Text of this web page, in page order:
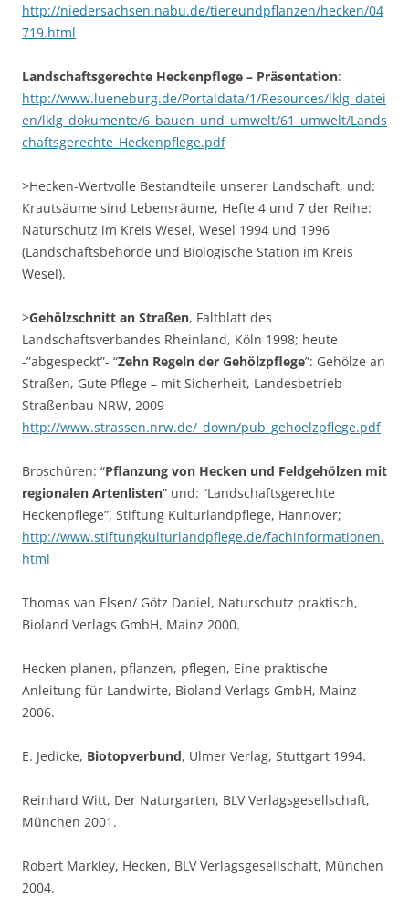
http://niedersachsen.nabu.de/tiereundpflanzen/hecken/04
719.html
Landschaftsgerechte Heckenpflege – Präsentation:
http://www.lueneburg.de/Portaldata/1/Resources/lklg_datei
en/lklg_dokumente/6_bauen_und_umwelt/61_umwelt/Lands
chaftsgerechte_Heckenpflege.pdf
>Hecken-Wertvolle Bestandteile unserer Landschaft, und:
Krautsäume sind Lebensräume, Hefte 4 und 7 der Reihe:
Naturschutz im Kreis Wesel, Wesel 1994 und 1996
(Landschaftsbehörde und Biologische Station im Kreis
Wesel).
>Gehölzschnitt an Straßen, Faltblatt des
Landschaftsverbandes Rheinland, Köln 1998; heute
-”abgespeckt”- “Zehn Regeln der Gehölzpflege”: Gehölze an
Straßen, Gute Pflege – mit Sicherheit, Landesbetrieb
Straßenbau NRW, 2009
http://www.strassen.nrw.de/_down/pub_gehoelzpflege.pdf
Broschüren: “Pflanzung von Hecken und Feldgehölzen mit
regionalen Artenlisten” und: “Landschaftsgerechte
Heckenpflege”, Stiftung Kulturlandpflege, Hannover;
http://www.stiftungkulturlandpflege.de/fachinformationen.
html
Thomas van Elsen/ Götz Daniel, Naturschutz praktisch,
Bioland Verlags GmbH, Mainz 2000.
Hecken planen, pflanzen, pflegen, Eine praktische
Anleitung für Landwirte, Bioland Verlags GmbH, Mainz
2006.
E. Jedicke, Biotopverbund, Ulmer Verlag, Stuttgart 1994.
Reinhard Witt, Der Naturgarten, BLV Verlagsgesellschaft,
München 2001.
Robert Markley, Hecken, BLV Verlagsgesellschaft, München
2004.